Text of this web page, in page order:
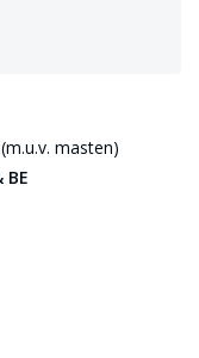
masten)
BE